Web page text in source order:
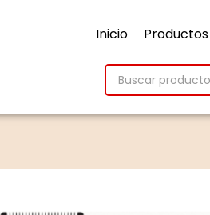
Inicio Productos